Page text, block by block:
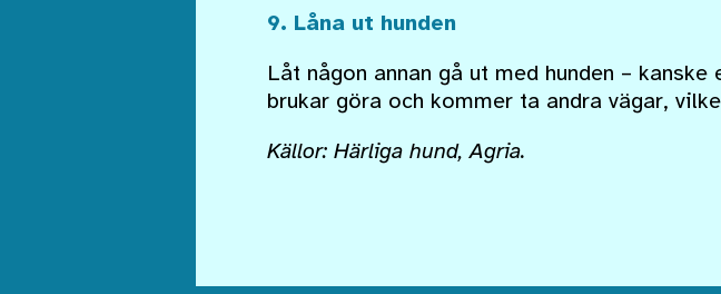
9. Låna ut hunden
Låt någon annan gå ut med hunden –
brukar göra och kommer ta andra vägar,
Källor: Härliga hund, Agria.